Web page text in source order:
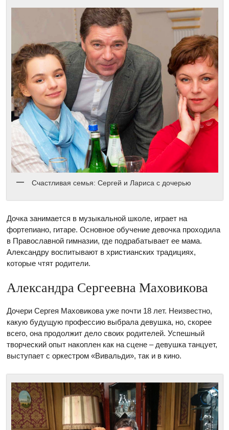
Счастливая семья: Сергей и Лариса с дочерью
Дочка занимается в музыкальной школе, играет на
фортепиано, гитаре. Основное обучение девочка проходила
в Православной гимназии, где подрабатывает ее мама.
Александру воспитывают в христианских традициях,
которые чтят родители.
Александра Сергеевна Маховикова
Дочери Сергея Маховикова уже почти 18 лет. Неизвестно,
какую будущую профессию выбрала девушка, но, скорее
всего, она продолжит дело своих родителей. Успешный
творческий опыт накоплен как на сцене – девушка танцует,
выступает с оркестром «Вивальди», так и в кино.